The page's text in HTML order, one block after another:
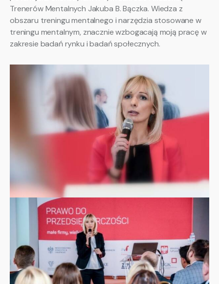
Trenerów Mentalnych Jakuba B. Bączka. Wiedza z
obszaru treningu mentalnego i narzędzia stosowane w
treningu mentalnym, znacznie wzbogacają moją pracę w
zakresie badań rynku i badań społecznych.